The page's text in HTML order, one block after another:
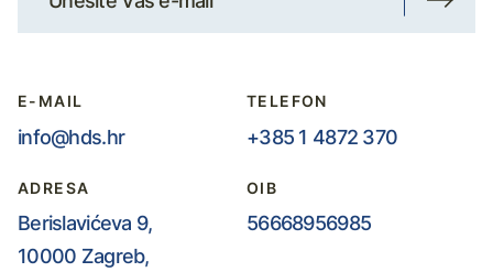
E-MAIL
info@hds.hr
TELEFON
+385 1 4872 370
ADRESA
Berislavićeva 9,
10000 Zagreb,
OIB
56668956985